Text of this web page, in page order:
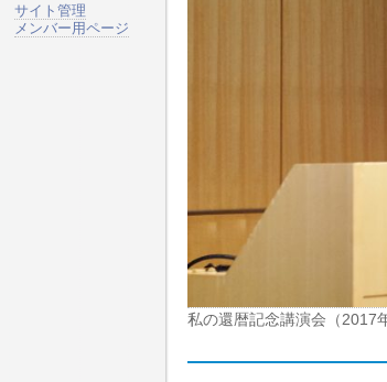
私の還暦記念講演会（2017
サイト管理
メンバー用ページ